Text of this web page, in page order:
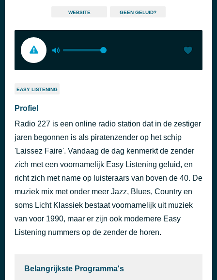
WEBSITE GEEN GELUID?
EASY LISTENING
Profiel
Radio 227 is een online radio station dat in de zestiger
jaren begonnen is als piratenzender op het schip
'Laissez Faire'. Vandaag de dag kenmerkt de zender
zich met een voornamelijk Easy Listening geluid, en
richt zich met name op luisteraars van boven de 40. De
muziek mix met onder meer Jazz, Blues, Country en
soms Licht Klassiek bestaat voornamelijk uit muziek
van voor 1990, maar er zijn ook modernere Easy
Listening nummers op de zender de horen.
Belangrijkste Programma's